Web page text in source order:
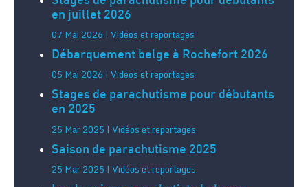
en juillet 2026
07 Mai 2026 | Vidéos et reportages
Débarquement belge à Rochefort 2026
05 Mai 2026 | Vidéos et reportages
Stages de parachutisme pour débutants
en 2025
25 Mar 2025 | Vidéos et reportages
Saison de parachutisme 2025
25 Mar 2025 | Vidéos et reportages